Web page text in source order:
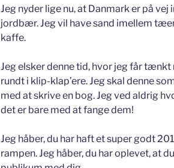
Jeg nyder lige nu, at Danmark er på
jordbær. Jeg vil have sand imellem
kaffe.
Jeg elsker denne tid, hvor jeg får tænkt
rundt i klip-klap’ere. Jeg skal denne
med at skrive en bog. Jeg ved aldrig
det er bare med at fange dem!
Jeg håber, du har haft et super godt
rampen. Jeg håber, du har oplevet, at